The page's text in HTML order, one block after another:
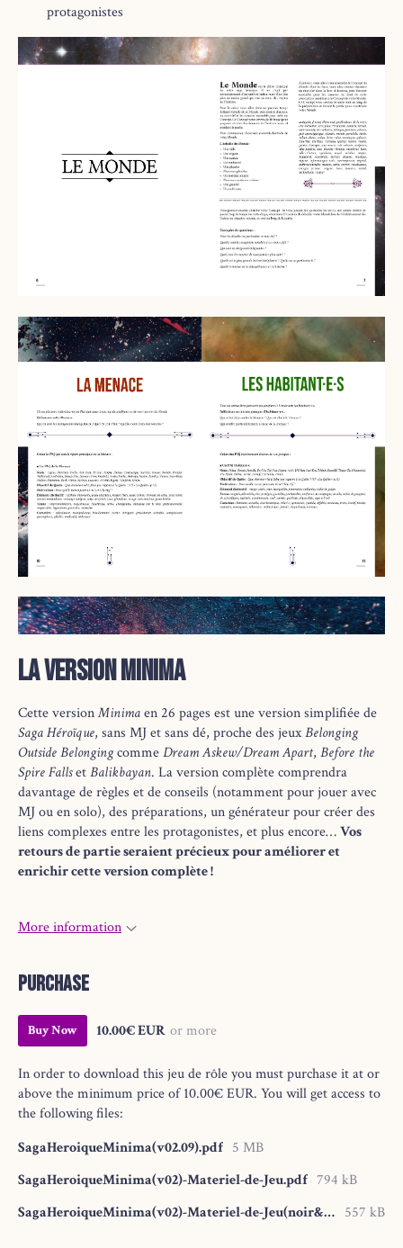
protagonistes
La Version Minima
Cette versionMinimaen 26 pages est une version simplifiée de
Saga Héroïque, sans MJ et sans dé, proche des jeuxBelonging
Outside BelongingcommeDream Askew/Dream Apart, Before the
Spire FallsetBalikbayan. La version complète comprendra
davantage de règles et de conseils (notamment pour jouer avec
MJ ou en solo), des préparations, un générateur pour créer des
liens complexes entre les protagonistes, et plus encore…Vos
retours de partie seraient précieux pour améliorer et
enrichir cette version complète !
More information
Purchase
Buy Now 10.00€ EUR or more
In order to download this jeu de rôle you must purchase it at or
above the minimum price of 10.00€ EUR. You will get access to
the following files:
SagaHeroiqueMinima(v02.09).pdf 5 MB
SagaHeroiqueMinima(v02)-Materiel-de-Jeu.pdf 794 kB
SagaHeroiqueMinima(v02)-Materiel-de-Jeu(noir&blanc).pdf 557 kB